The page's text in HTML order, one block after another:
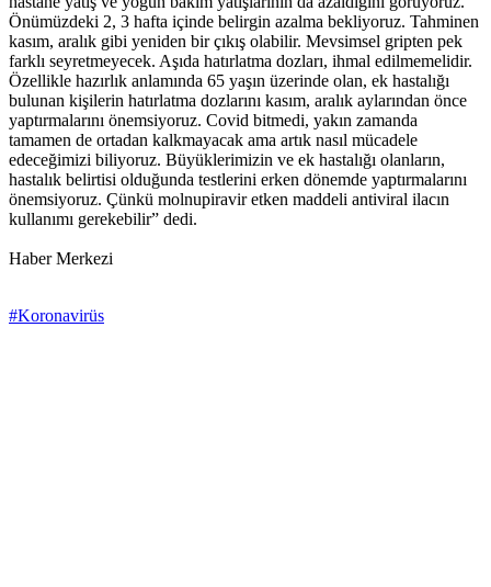
Önümüzdeki 2, 3 hafta içinde belirgin azalma bekliyoruz. Tahminen
kasım, aralık gibi yeniden bir çıkış olabilir. Mevsimsel gripten pek
farklı seyretmeyecek. Aşıda hatırlatma dozları, ihmal edilmemelidir.
Özellikle hazırlık anlamında 65 yaşın üzerinde olan, ek hastalığı
bulunan kişilerin hatırlatma dozlarını kasım, aralık aylarından önce
yaptırmalarını önemsiyoruz. Covid bitmedi, yakın zamanda
tamamen de ortadan kalkmayacak ama artık nasıl mücadele
edeceğimizi biliyoruz. Büyüklerimizin ve ek hastalığı olanların,
hastalık belirtisi olduğunda testlerini erken dönemde yaptırmalarını
önemsiyoruz. Çünkü molnupiravir etken maddeli antiviral ilacın
kullanımı gerekebilir” dedi.
Haber Merkezi
#Koronavirüs